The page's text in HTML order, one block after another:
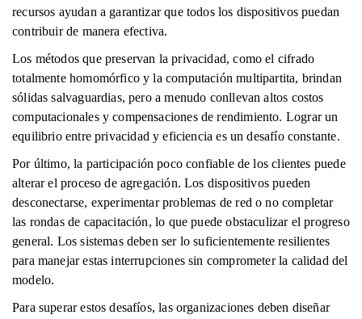
recursos ayudan a garantizar que todos los dispositivos puedan
contribuir de manera efectiva.
Los métodos que preservan la privacidad, como el cifrado
totalmente homomórfico y la computación multipartita, brindan
sólidas salvaguardias, pero a menudo conllevan altos costos
computacionales y compensaciones de rendimiento. Lograr un
equilibrio entre privacidad y eficiencia es un desafío constante.
Por último, la participación poco confiable de los clientes puede
alterar el proceso de agregación. Los dispositivos pueden
desconectarse, experimentar problemas de red o no completar
las rondas de capacitación, lo que puede obstaculizar el progreso
general. Los sistemas deben ser lo suficientemente resilientes
para manejar estas interrupciones sin comprometer la calidad del
modelo.
Para superar estos desafíos, las organizaciones deben diseñar